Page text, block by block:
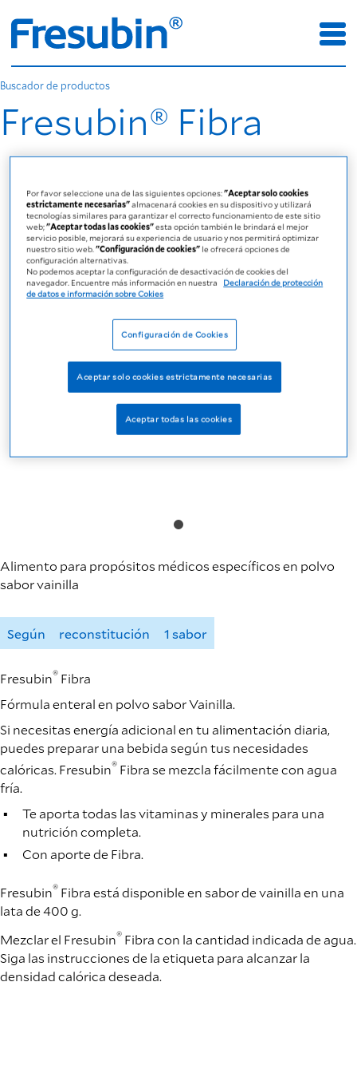
Buscador de productos
Fresubin® Fibra
Alimento para propósitos médicos específicos en polvo
sabor vainilla
Según reconstitución 1 sabor
Fresubin® Fibra
Fórmula enteral en polvo sabor Vainilla.
Si necesitas energía adicional en tu alimentación diaria,
puedes preparar una bebida según tus necesidades
calóricas. Fresubin® Fibra se mezcla fácilmente con agua
fría.
Te aporta todas las vitaminas y minerales para una
nutrición completa.
Con aporte de Fibra.
Fresubin® Fibra está disponible en sabor de vainilla en una
lata de 400 g.
Mezclar el Fresubin® Fibra con la cantidad indicada de agua.
Siga las instrucciones de la etiqueta para alcanzar la
densidad calórica deseada.
Por favor seleccione una de las siguientes opciones:"Aceptar solo cookies
estrictamente necesarias"almacenará cookies en su dispositivo y utilizará
tecnologías similares para garantizar el correcto funcionamiento de este sitio
web;"Aceptar todas las cookies"esta opción también le brindará el mejor
servicio posible, mejorará su experiencia de usuario y nos permitirá optimizar
nuestro sitio web."Configuración de cookies" le ofrecerá opciones de
configuración alternativas.
No podemos aceptar la configuración de desactivación de cookies del
navegador. Encuentre más información en nuestra
Declaración de protección
de datos e información sobre Cokies
Configuración de Cookies
Aceptar solo cookies estrictamente necesarias
Aceptar todas las cookies